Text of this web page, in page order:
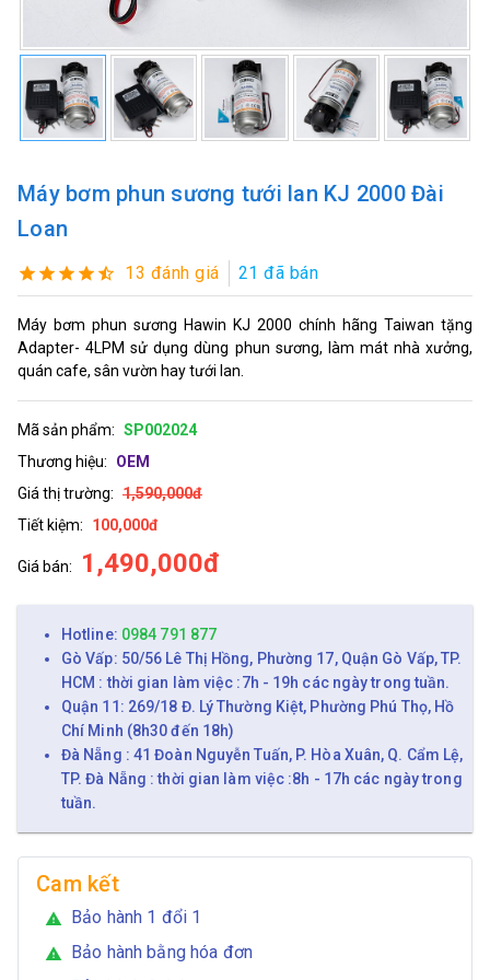
Máy bơm phun sương tưới lan KJ 2000 Đài
Loan
13 đánh giá 21 đã bán
Máy bơm phun sương Hawin KJ 2000 chính hãng Taiwan tặng
Adapter- 4LPM sử dụng dùng phun sương, làm mát nhà xưởng,
quán cafe, sân vườn hay tưới lan.
Mã sản phẩm: SP002024
Thương hiệu:
OEM
Giá thị trường: 1,590,000đ
Tiết kiệm:
100,000đ
Giá bán: 1,490,000đ
Hotline: 0984 791 877
Gò Vấp: 50/56 Lê Thị Hồng, Phường 17, Quận Gò Vấp, TP.
HCM : thời gian làm việc :7h - 19h các ngày trong tuần.
Quận 11: 269/18 Đ. Lý Thường Kiệt, Phường Phú Thọ, Hồ
Chí Minh (8h30 đến 18h)
Đà Nẵng : 41 Đoàn Nguyễn Tuấn, P. Hòa Xuân, Q. Cẩm Lệ,
TP. Đà Nẵng : thời gian làm việc :8h - 17h các ngày trong
tuần.
Cam kết
warning Bảo hành 1 đổi 1
warning Bảo hành bằng hóa đơn